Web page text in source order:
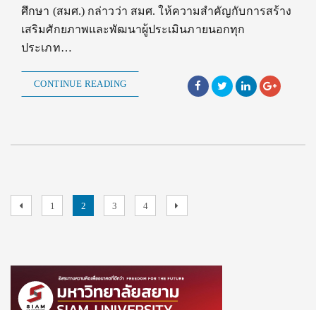
ศึกษา (สมศ.) กล่าวว่า สมศ. ให้ความสำคัญกับการสร้าง
เสริมศักยภาพและพัฒนาผู้ประเมินภายนอกทุก
ประเภท…
CONTINUE READING
Posts
PreviousPage
1 Page
2 Page
3 Page
4